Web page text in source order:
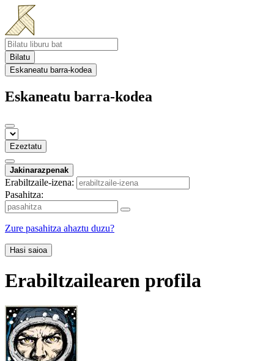
Bilatu
Eskaneatu barra-kodea
Eskaneatu barra-kodea
Ezeztatu
Jakinarazpenak
Erabiltzaile-izena:
Pasahitza:
Zure pasahitza ahaztu duzu?
Hasi saioa
Erabiltzailearen profila